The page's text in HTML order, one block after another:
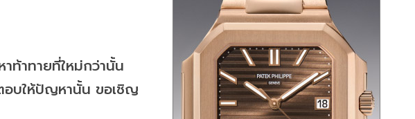
ท้าทายที่ใหม่กว่านั้น
อบให้ปัญหานั้น ขอเชิญ